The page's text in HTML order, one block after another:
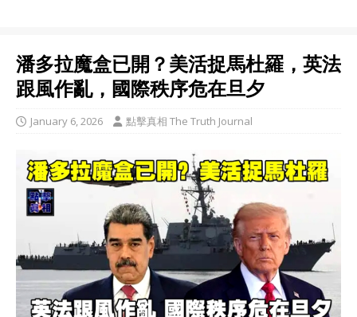
潘多拉魔盒已開？美活捉馬杜羅，英法
跟風作亂，國際秩序危在旦夕
January 6, 2026 點擊真相 The Truth Journal